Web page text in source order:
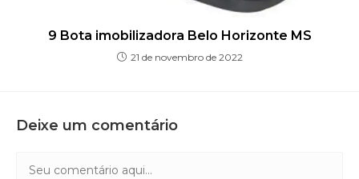
9 Bota imobilizadora Belo Horizonte MS
21 de novembro de 2022
Deixe um comentário